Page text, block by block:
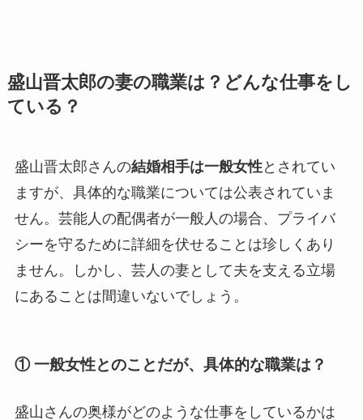
盛山晋太郎の妻の職業は？どんな仕事をし
ている？
盛山晋太郎さんの結婚相手は一般女性とされてい
ますが、具体的な職業については公表されていま
せん。芸能人の配偶者が一般人の場合、プライバ
シーを守るために詳細を伏せることは珍しくあり
ません。しかし、芸人の妻として夫を支える立場
にあることは間違いないでしょう。
① 一般女性とのことだが、具体的な職業は？
盛山さんの奥様がどのような仕事をしているかは